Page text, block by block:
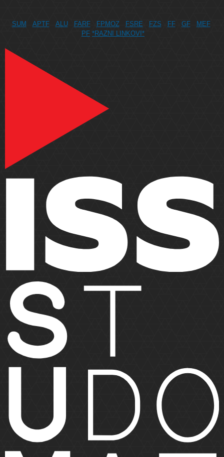
SUM APTF ALU FARF FPMOZ FSRE FZS FF GF
MEF
PF *RAZNI LINKOVI*